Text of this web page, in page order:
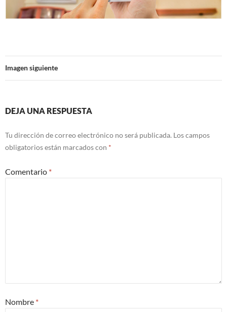
Imagen siguiente
DEJA UNA RESPUESTA
Tu dirección de correo electrónico no será publicada. Los campos
obligatorios están marcados con *
Comentario *
Nombre *